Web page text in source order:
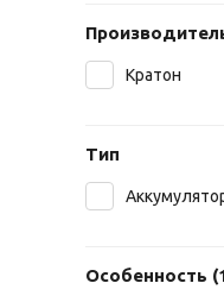
Кратон
Тип
Особенность